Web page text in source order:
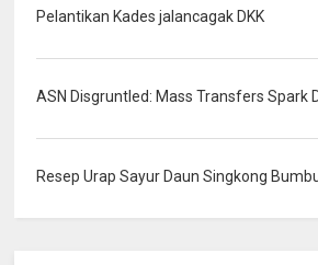
Pelantikan Kades jalancagak DKK
ASN Disgruntled: Mass Transfers Spark
Resep Urap Sayur Daun Singkong